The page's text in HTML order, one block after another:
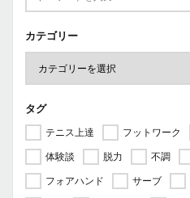
カテゴリー
タグ
テニス上達 フットワーク
体験談
脱力 不調
フォアハンド
サーブ